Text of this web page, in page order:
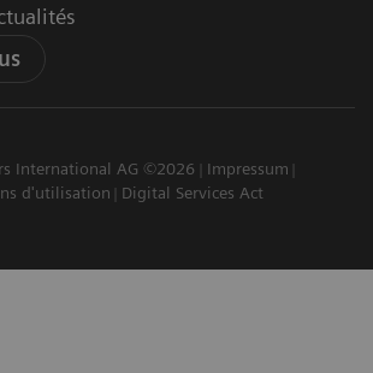
International AG ©2026
Impressum
d'utilisation Digital Services Act